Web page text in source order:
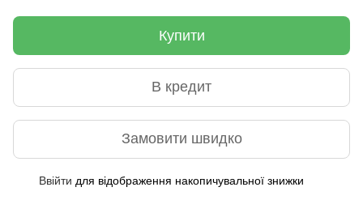
Купити
В кредит
Замовити швидко
Ввійти для відображення накопичувальної знижки